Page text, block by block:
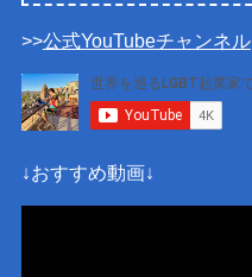
>>公式YouTubeチャンネル
↓おすすめ動画↓